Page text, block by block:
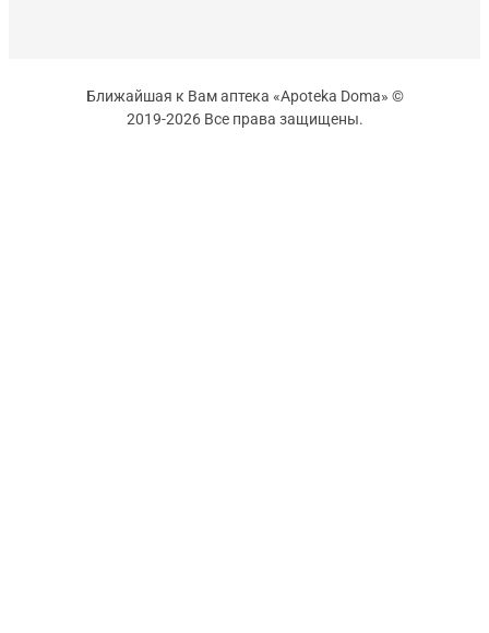
Ближайшая к Вам аптека «Apoteka Doma» ©
2019-2026 Все права защищены.